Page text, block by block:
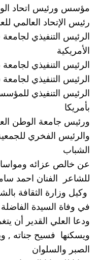
مؤسس ورئيس اتحاد
رئيس الإتحاد العالمي
الأمريكية
الرئيس التنفيذي لجامعة
الرئيس التنفيذي
بأمريكا
ورئيس جامعة الوطن
الشباب
عن خالص عزائه
للشاعر  الفنان احمد
في وفاة السيدة الفاضلة
ودعا العلي القدير أن
ويسكنها  فسيح جناته ,
الصبر والسلوان